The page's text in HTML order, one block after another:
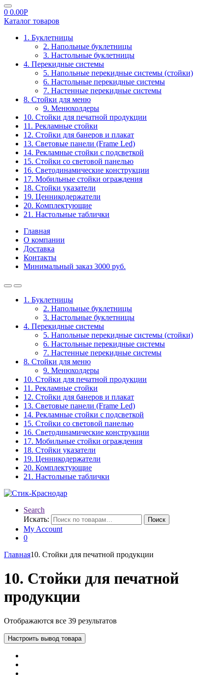
0 0.00Р
Каталог товаров
1. Буклетницы
2. Напольные буклетницы
3. Настольные буклетницы
4. Перекидные системы
5. Напольные перекидные системы (стойки)
6. Настольные перекидные системы
7. Настенные перекидные системы
8. Стойки для меню
9. Менюхолдеры
10. Стойки для печатной продукции
11. Рекламные стойки
12. Стойки для банеров и плакат
13. Световые панели (Frame Led)
14. Рекламные стойки с подсветкой
15. Стойки со световой панелью
16. Светодинамические конструкции
17. Мобильные стойки ограждения
18. Стойки указатели
19. Ценникодержатели
20. Комплектующие
21. Настольные таблички
Главная
О компании
Доставка
Контакты
Минимальный заказ 3000 руб.
1. Буклетницы
2. Напольные буклетницы
3. Настольные буклетницы
4. Перекидные системы
5. Напольные перекидные системы (стойки)
6. Настольные перекидные системы
7. Настенные перекидные системы
8. Стойки для меню
9. Менюхолдеры
10. Стойки для печатной продукции
11. Рекламные стойки
12. Стойки для банеров и плакат
13. Световые панели (Frame Led)
14. Рекламные стойки с подсветкой
15. Стойки со световой панелью
16. Светодинамические конструкции
17. Мобильные стойки ограждения
18. Стойки указатели
19. Ценникодержатели
20. Комплектующие
21. Настольные таблички
Search
Искать:
Поиск
My Account
0
Главная10. Стойки для печатной продукции
10. Стойки для печатной
продукции
Отображаются все 39 результатов
Настроить вывод товара